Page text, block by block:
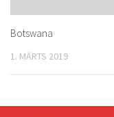
Botswana
1. MÄRTS 2019